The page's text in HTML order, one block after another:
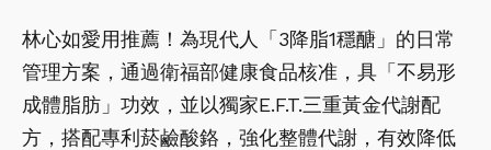
林心如愛用推薦！為現代人「3降脂1穩醣」的日常
管理方案，通過衛福部健康食品核准，具「不易形
成體脂肪」功效，並以獨家E.F.T.三重黃金代謝配
方，搭配專利菸鹼酸鉻，強化整體代謝，有效降低